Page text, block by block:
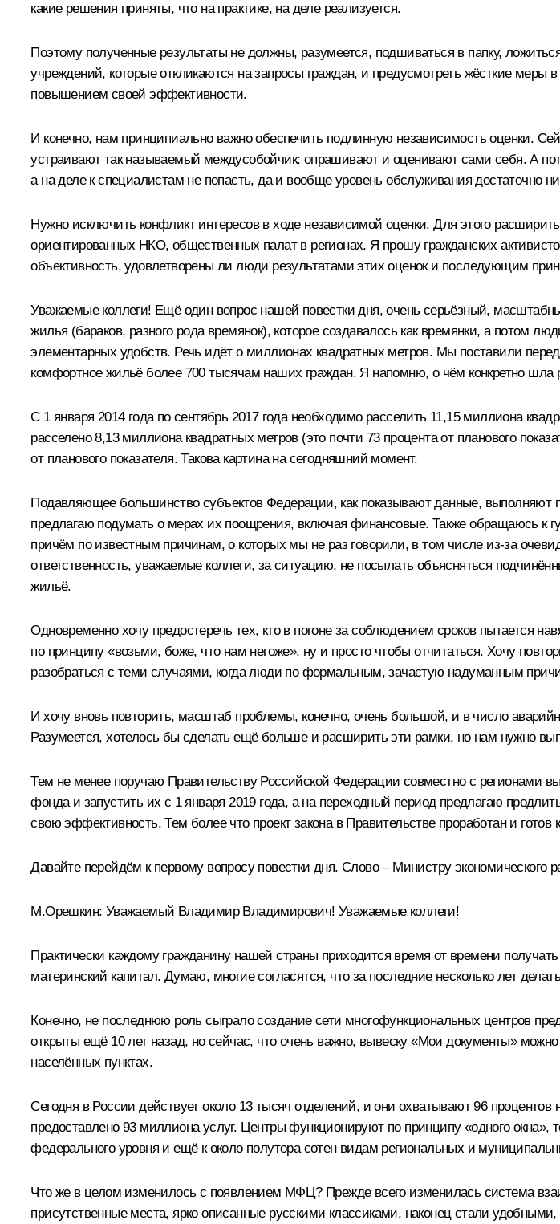
какие решения приняты, что на практике, на деле реализуется.
Поэтому полученные результаты не должны, разумеется, подшиваться в папку,
учреждений, которые откликаются на запросы граждан, и предусмотреть жёсткие меры
повышением своей эффективности.
И конечно, нам принципиально важно обеспечить подлинную независимость оценки.
устраивают так называемый междусобойчик: опрашивают и оценивают сами себя. А
а на деле к специалистам не попасть, да и вообще уровень обслуживания достаточно
Нужно исключить конфликт интересов в ходе независимой оценки. Для этого
ориентированных НКО, общественных палат в регионах. Я прошу гражданских
объективность, удовлетворены ли люди результатами этих оценок и последующим
Уважаемые коллеги! Ещё один вопрос нашей повестки дня, очень серьёзный,
жилья (бараков, разного рода времянок), которое создавалось как времянки, а потом
элементарных удобств. Речь идёт о миллионах квадратных метров. Мы поставили
комфортное жильё более 700 тысячам наших граждан. Я напомню, о чём конкретно шла
С 1 января 2014 года по сентябрь 2017 года необходимо расселить 11,15 миллиона
расселено 8,13 миллиона квадратных метров (это почти 73 процента от планового
от планового показателя. Такова картина на сегодняшний момент.
Подавляющее большинство субъектов Федерации, как показывают данные, выполняют
предлагаю подумать о мерах их поощрения, включая финансовые. Также обращаюсь к
причём по известным причинам, о которых мы не раз говорили, в том числе из-за
ответственность, уважаемые коллеги, за ситуацию, не посылать объясняться
жильё.
Одновременно хочу предостеречь тех, кто в погоне за соблюдением сроков пытается
по принципу «возьми, боже, что нам негоже», ну и просто чтобы отчитаться. Хочу
разобраться с теми случаями, когда люди по формальным, зачастую надуманным
И хочу вновь повторить, масштаб проблемы, конечно, очень большой, и в число
Разумеется, хотелось бы сделать ещё больше и расширить эти рамки, но нам нужно
Тем не менее поручаю Правительству Российской Федерации совместно с регионами
фонда и запустить их с 1 января 2019 года, а на переходный период предлагаю
свою эффективность. Тем более что проект закона в Правительстве проработан и
Давайте перейдём к первому вопросу повестки дня. Слово – Министру
М.Орешкин: Уважаемый Владимир Владимирович! Уважаемые коллеги!
Практически каждому гражданину нашей страны приходится время от времени
материнский капитал. Думаю, многие согласятся, что за последние несколько лет
Конечно, не последнюю роль сыграло создание сети многофункциональных центров
открыты ещё 10 лет назад, но сейчас, что очень важно, вывеску «Мои документы»
населённых пунктах.
Сегодня в России действует около 13 тысяч отделений, и они охватывают 96
предоставлено 93 миллиона услуг. Центры функционируют по принципу «одного
федерального уровня и ещё к около полутора сотен видам региональных и
Что же в целом изменилось с появлением МФЦ? Прежде всего изменилась система
присутственные места, ярко описанные русскими классиками, наконец стали